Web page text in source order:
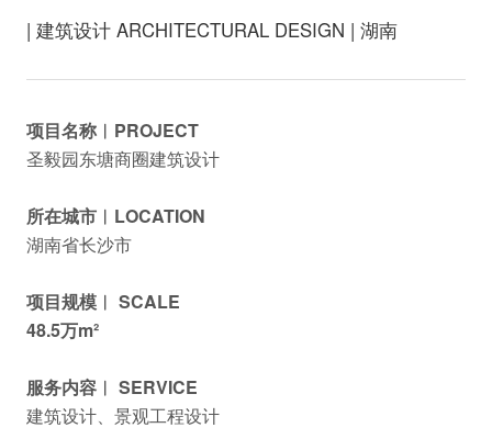
| 建筑设计 ARCHITECTURAL DESIGN | 湖南
项目名称︱PROJECT
圣毅园东塘商圈建筑设计
所在城市︱LOCATION
湖南省长沙市
项目规模︱ SCALE
48.5万m²
服务内容︱ SERVICE
建筑设计、景观工程设计